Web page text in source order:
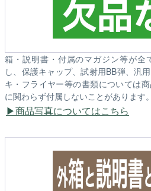
箱・説明書・付属のマガジン等が全
し、保護キャップ、試射用BB弾、汎
キ・フライヤー等の書類については
に関わらず付属しないことがあります。
商品写真についてはこちら